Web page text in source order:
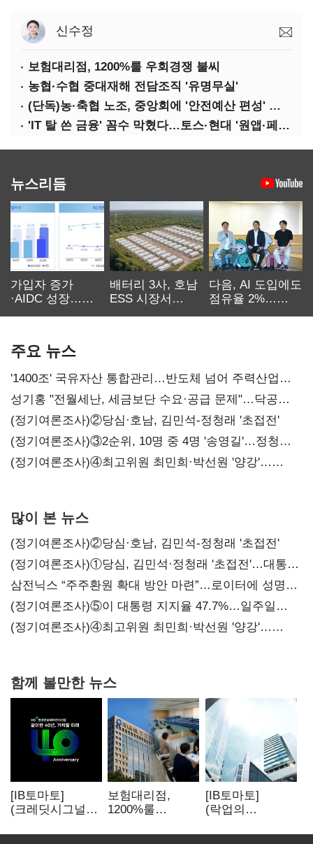
신수정
보험대리점, 1200%룰 우회경쟁 불씨
농협·수협 중대재해 전담조직 '유명무실'
(단독)농·축협 노조, 중앙회에 '안전예산 편성' 요구
'IT 탈 쓴 금융' 꼼수 막혔다…토스·현대 '원앱·페이' 전략 수정 불가피
뉴스리듬
가입자 증가
·AIDC 성장…
배터리 3사, 호남
ESS 시장서
다음, AI 도입에도
점유율 2%…
주요 뉴스
'1400조' 국유자산 통합관리…반도체 넘어 주력산업
구조혁신
성기홍 "전월세난, 세금보단 수요·공급 문제"…닥공
시사
(정기여론조사)②당심·호남, 김민석-정청래 '초접전'
(정기여론조사)③2순위, 10명 중 4명 '송영길'…정청래
'한 자릿수'
(정기여론조사)④최고위원 최민희·박선원 '양강'…
많이 본 뉴스
(정기여론조사)②당심·호남, 김민석-정청래 '초접전'
(정기여론조사)①당심, 김민석·정청래 '초접전'…대통령
지지도 '50% 아래로'(종합)
삼전닉스 “주주환원 확대 방안 마련”…로이터에 성명
보내
(정기여론조사)⑤이 대통령 지지율 47.7%…일주일
만에 다시 40%대
(정기여론조사)④최고위원 최민희·박선원 '양강'…
함께 볼만한 뉴스
[IB토마토]
(크레딧시그널)H
, AI 투자 확대에
보험대리점,
1200%룰
[IB토마토]
(락업의
뒤 풀리는 FI